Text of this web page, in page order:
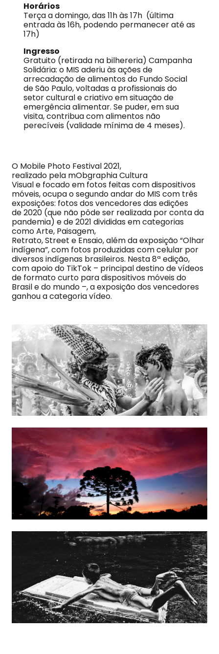
Horários
Terça a domingo, das 11h às 17h (última
entrada às 16h, podendo permanecer até as
17h)
Ingresso
Gratuito (retirada na bilhereria) Campanha
Solidária: o MIS aderiu às ações de
arrecadação de alimentos do Fundo Social
de São Paulo, voltadas a profissionais do
setor cultural e criativo em situação de
emergência alimentar. Se puder, em sua
visita, contribua com alimentos não
perecíveis (validade mínima de 4 meses).
O Mobile Photo Festival 2021,
realizado pela mObgraphia Cultura
Visual e focado em fotos feitas com dispositivos
móveis, ocupa o segundo andar do MIS com três
exposições: fotos dos vencedores das edições
de 2020 (que não pôde ser realizada por conta da
pandemia) e de 2021 divididas em categorias
como Arte, Paisagem,
Retrato, Street e Ensaio, além da exposição “Olhar
indígena”, com fotos produzidas com celular por
diversos indígenas brasileiros. Nesta 8ª edição,
com apoio do TikTok – principal destino de vídeos
de formato curto para dispositivos móveis do
Brasil e do mundo –, a exposição dos vencedores
ganhou a categoria vídeo.